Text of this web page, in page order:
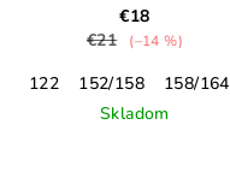
€18
€21
(–14 %)
122 152/158
158/164
Skladom